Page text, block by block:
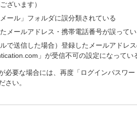
ざいます）
メール」フォルダに誤分類されている
メールアドレス・携帯電話番号が誤ってい
ルで送信した場合）登録したメールアドレ
」が受信不可の設定になってい
必要な場合には、再度「ログインパスワ
さい。